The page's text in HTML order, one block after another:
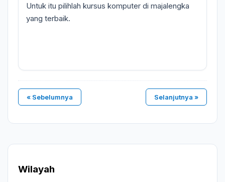
Untuk itu pilihlah kursus komputer di majalengka
yang terbaik.
« Sebelumnya Selanjutnya »
Wilayah